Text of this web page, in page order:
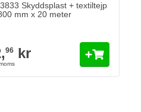
Skyddsplast + textiltejp
mm x 20 meter
96 kr